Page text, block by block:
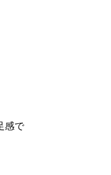
感で